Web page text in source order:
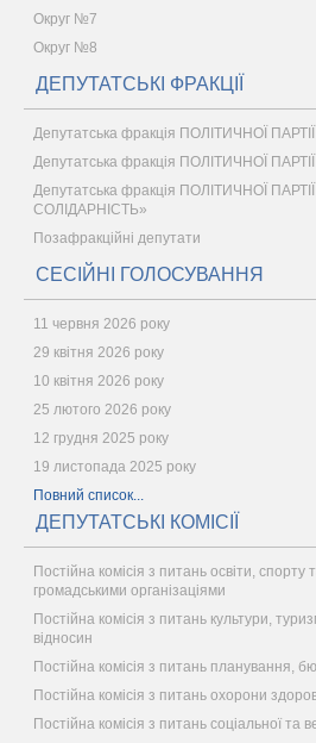
Округ №7
Округ №8
ДЕПУТАТСЬКІ ФРАКЦІЇ
Депутатська фракція ПОЛІТИЧНОЇ
Депутатська фракція ПОЛІТИЧНОЇ
Депутатська фракція ПОЛІТИЧНОЇ
СОЛІДАРНІСТЬ»
Позафракційні депутати
СЕСІЙНІ ГОЛОСУВАННЯ
11 червня 2026 року
29 квітня 2026 року
10 квітня 2026 року
25 лютого 2026 року
12 грудня 2025 року
19 листопада 2025 року
Повний список...
ДЕПУТАТСЬКІ КОМІСІЇ
Постійна комісія з питань освіти, спорту
громадськими організаціями
Постійна комісія з питань культури,
відносин
Постійна комісія з питань планування,
Постійна комісія з питань охорони
Постійна комісія з питань соціальної та